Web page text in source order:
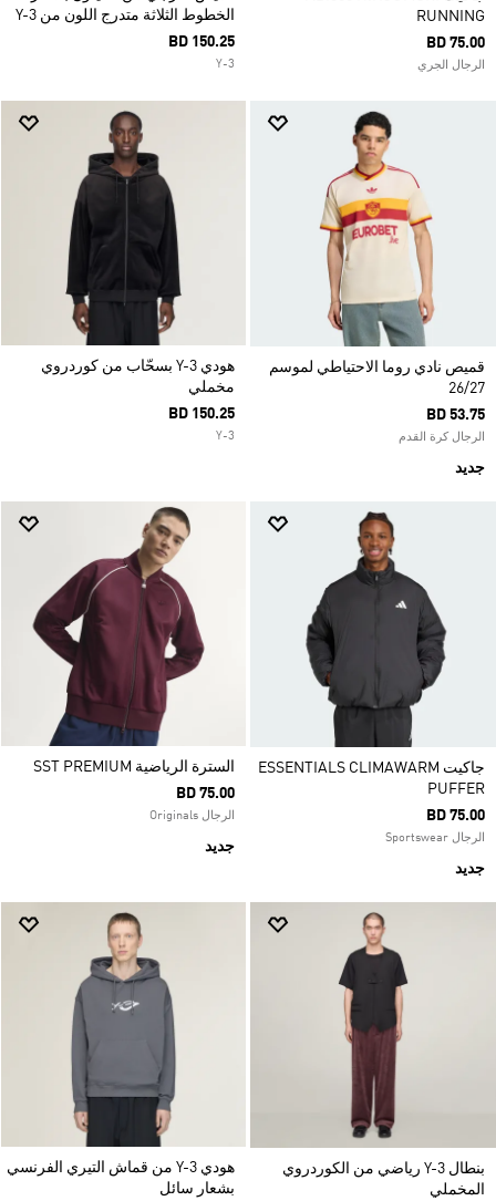
RUNNING
BD 75.00
الرجال الجري
الخطوط الثلاثة متدرج اللون من Y-3
BD 150.25
Y-3
قميص نادي روما الاحتياطي لموسم
26/27
BD 53.75
الرجال كرة القدم
جديد
هودي Y-3 بسحّاب من كوردروي
مخملي
BD 150.25
Y-3
جاكيت ESSENTIALS CLIMAWARM
PUFFER
BD 75.00
الرجال Sportswear
جديد
السترة الرياضية SST PREMIUM
BD 75.00
الرجال Originals
جديد
بنطال Y-3 رياضي من الكوردروي
المخملي
هودي Y-3 من قماش التيري الفرنسي
بشعار سائل